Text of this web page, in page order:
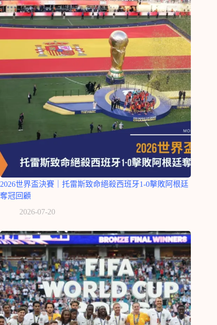
2026世界盃決賽｜托雷斯致命絕殺西班牙1-0擊敗阿根廷
奪冠回顧
2026-07-20